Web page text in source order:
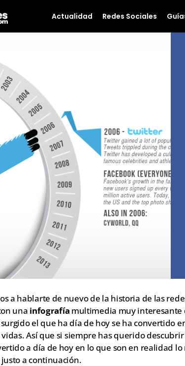
Actualidad Redes Sociales
a hablarte de nuevo de la historia de las
una infografía multimedia muy interesante
el que ha día de hoy se ha convertido
Así que si siempre has querido
a día de hoy en lo que son en realidad
a continuación.